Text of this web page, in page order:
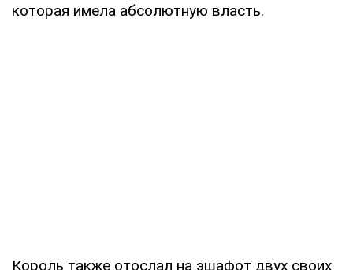
которая имела абсолютную власть.
Король также отослал на эшафот двух своих